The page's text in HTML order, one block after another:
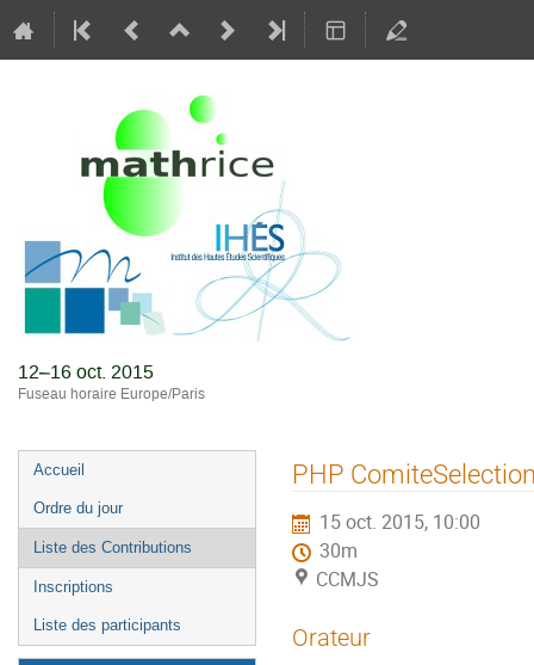
12–16 oct. 2015
Fuseau horaire Europe/Paris
Menu
de
l'événement
Accueil
Ordre du jour
Liste des Contributions
Inscriptions
Liste des participants
PHP
15 oct. 2015, 10:00
30m
CCMJS
Orateur